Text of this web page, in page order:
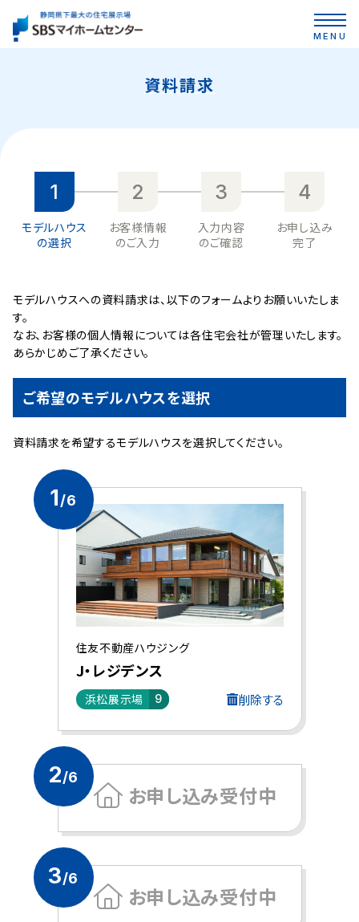
MENU
資料請求
1
モデルハウス
の選択
2
お客様情報
のご入力
3
入力内容
のご確認
4
お申し込み
完了
モデルハウスへの資料請求は、以下のフォームよりお願いいたしま
す。
なお、お客様の個人情報については各住宅会社が管理いたします。
あらかじめご了承ください。
ご希望のモデルハウスを選択
資料請求を希望するモデルハウスを選択してください。
1/6
住友不動産ハウジング
J・レジデンス
浜松展示場 9 削除する
2/6
お申し込み受付中
3/6
お申し込み受付中